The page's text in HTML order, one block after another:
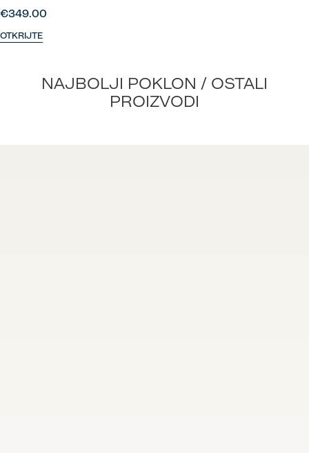
€349.00
OTKRIJTE
NAJBOLJI POKLON / OSTALI
PROIZVODI